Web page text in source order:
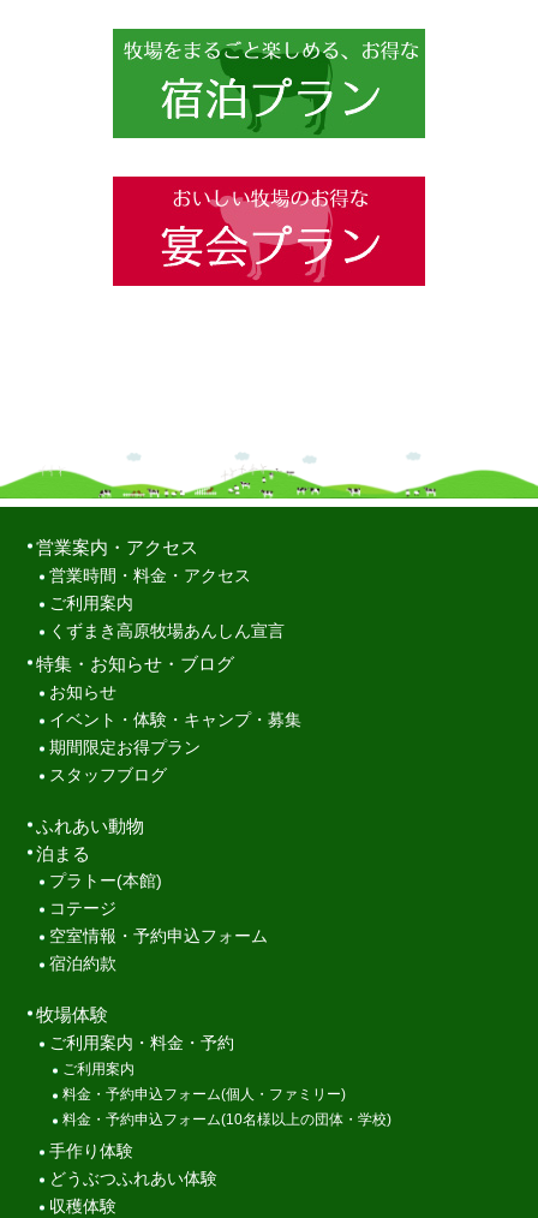
営業案内・アクセス
営業時間・料金・アクセス
ご利用案内
くずまき高原牧場あんしん宣言
特集・お知らせ・ブログ
お知らせ
イベント・体験・キャンプ・募集
期間限定お得プラン
スタッフブログ
ふれあい動物
泊まる
プラトー(本館)
コテージ
空室情報・予約申込フォーム
宿泊約款
牧場体験
ご利用案内・料金・予約
ご利用案内
料金・予約申込フォーム(個人・ファミリー)
料金・予約申込フォーム(10名様以上の団体・学校)
手作り体験
どうぶつふれあい体験
収穫体験